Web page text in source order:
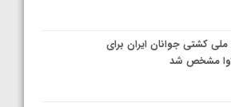
کشتی جوانان ایران برای
مشخص شد